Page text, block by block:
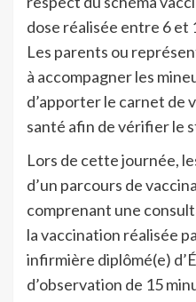
dose réalisée entre 6 et
Les parents ou
à accompagner les
d’apporter le carnet de
santé afin de vérifier le
Lors de cette journée,
d’un parcours de
comprenant une
la vaccination réalisée
infirmière diplômé(e)
d’observation de 15